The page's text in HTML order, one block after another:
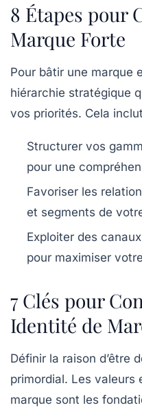
8 Étapes pour
Marque Forte
Pour bâtir une marque
hiérarchie stratégique
vos priorités. Cela
Structurer vos
pour une
Favoriser les
et segments de
Exploiter des
pour maximiser
7 Clés pour
Identité de
Définir la raison d’être
primordial. Les valeurs
marque sont les